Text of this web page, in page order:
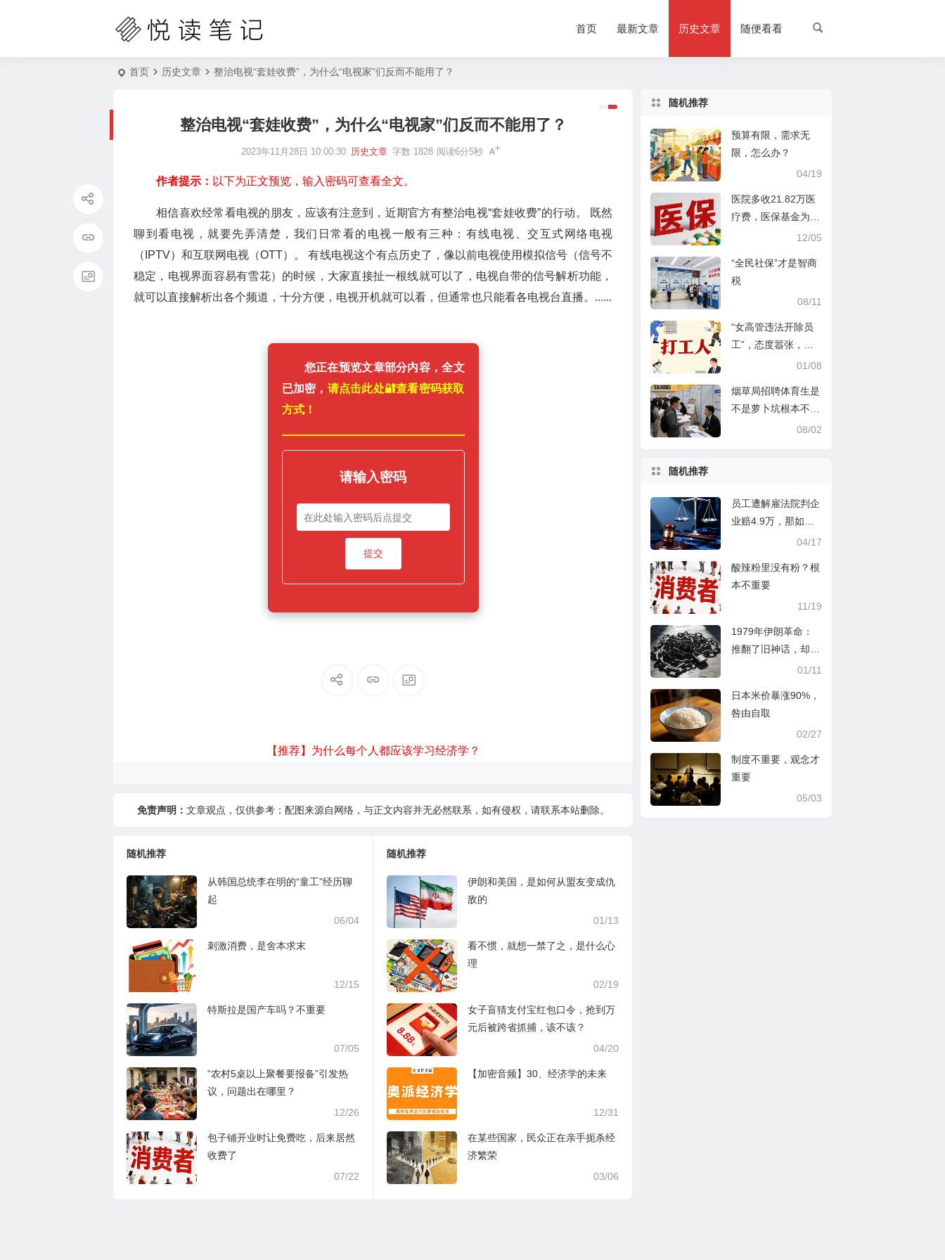
首页 最新文章 历史文章 随便看看
首页 历史文章 整治电视“套娃收费”，为什么“电视家”们反而不能用了？
整治电视“套娃收费”，为什么“电视家”们反而不能用了？
2023年11月28日 10:00:30 历史文章 字数 1828 阅读6分5秒
作者提示： 以下为正文预览，输入密码可查看全文。
相信喜欢经常看电视的朋友，应该有注意到，近期官方有整治电视“套娃收费”的行动。 既然
聊到看电视，就要先弄清楚，我们日常看的电视一般有三种：有线电视、交互式网络电视
（IPTV）和互联网电视（OTT）。 有线电视这个有点历史了，像以前电视使用模拟信号（信号不
稳定，电视界面容易有雪花）的时候，大家直接扯一根线就可以了，电视自带的信号解析功能，
就可以直接解析出各个频道，十分方便，电视开机就可以看，但通常也只能看各电视台直播。......
您正在预览文章部分内容，全文
已加密， 请点击此处🔐️查看密码获取
方式！
请输入密码
【推荐】为什么每个人都应该学习经济学？
免责声明： 文章观点，仅供参考；配图来源自网络，与正文内容并无必然联系，如有侵权，请联系本站删除。
随机推荐
从韩国总统李在明的“童工”经历聊
起
06/04
刺激消费，是舍本求末
12/15
特斯拉是国产车吗？不重要
07/05
“农村5桌以上聚餐要报备”引发热
议，问题出在哪里？
12/26
包子铺开业时让免费吃，后来居然
收费了
07/22
随机推荐
伊朗和美国，是如何从盟友变成仇
敌的
01/13
看不惯，就想一禁了之，是什么心
理
02/19
女子盲猜支付宝红包口令，抢到万
元后被跨省抓捕，该不该？
04/20
【加密音频】30、经济学的未来
12/31
在某些国家，民众正在亲手扼杀经
济繁荣
03/06
随机推荐
预算有限，需求无
限，怎么办？
04/19
医院多收21.82万医
疗费，医保基金为何
12/05
“全民社保”才是智商
税
08/11
“女高管违法开除员
工”，态度嚣张，令
01/08
烟草局招聘体育生是
不是萝卜坑根本不重
08/02
随机推荐
员工遭解雇法院判企
业赔4.9万，那如果
是员工离职，企业能
04/17
酸辣粉里没有粉？根
本不重要
11/19
1979年伊朗革命：
推翻了旧神话，却又
亲手铸造了新枷锁01/11
日本米价暴涨90%，
咎由自取
02/27
制度不重要，观念才
重要
05/03